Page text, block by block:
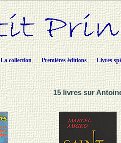
La collection Premières éditions Livres
15 livres sur